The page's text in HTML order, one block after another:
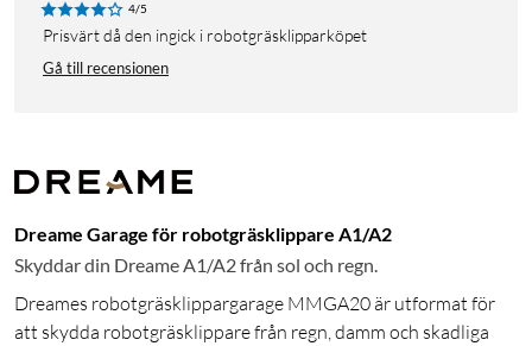
4/5
Prisvärt då den ingick i robotgräsklipparköpet
Gå till recensionen
Dreame Garage för robotgräsklippare A1/A2
Skyddar din Dreame A1/A2 från sol och regn.
Dreames robotgräsklippargarage MMGA20 är utformat för
att skydda robotgräsklippare från regn, damm och skadliga